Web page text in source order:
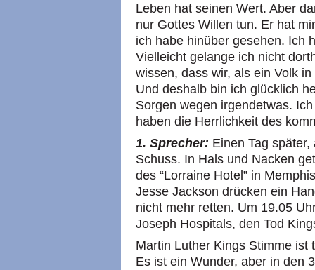
Leben hat seinen Wert. Aber
nur Gottes Willen tun. Er hat
ich habe hinüber gesehen. Ich
Vielleicht gelange ich nicht
wissen, dass wir, als ein Volk
Und deshalb bin ich glücklich
Sorgen wegen irgendetwas.
haben die Herrlichkeit des
1. Sprecher: Einen Tag
Schuss. In Hals und Nacken
des “Lorraine Hotel” in
Jesse Jackson drücken ein
nicht mehr retten. Um 19.05
Joseph Hospitals, den Tod
Martin Luther Kings Stimme ist
Es ist ein Wunder, aber in den